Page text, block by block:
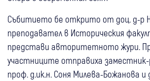
Събитието бе открито от доц. д-р
преподавател в Историческия
представи авторитетното жури.
участниците отправиха
проф. д.ик.н. Соня Милева-Божанова